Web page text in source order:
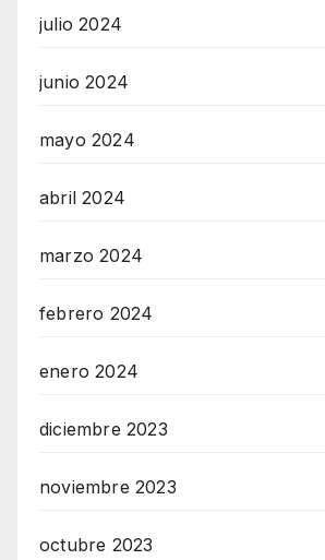
julio 2024
junio 2024
mayo 2024
abril 2024
marzo 2024
febrero 2024
enero 2024
diciembre 2023
noviembre 2023
octubre 2023